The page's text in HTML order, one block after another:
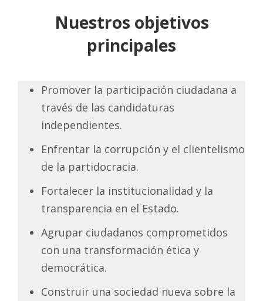
Nuestros objetivos
principales
Promover la participación ciudadana a
través de las candidaturas
independientes.
Enfrentar la corrupción y el clientelismo
de la partidocracia.
Fortalecer la institucionalidad y la
transparencia en el Estado.
Agrupar ciudadanos comprometidos
con una transformación ética y
democrática.
Construir una sociedad nueva sobre la